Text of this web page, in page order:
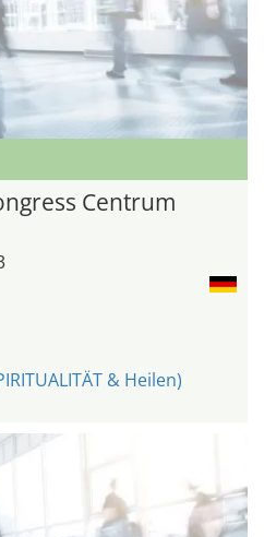
Centrum
& Heilen)